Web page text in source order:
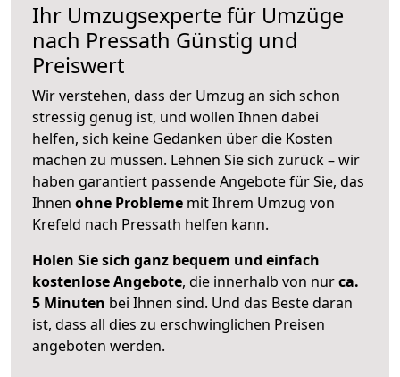
Ihr Umzugsexperte für Umzüge
nach Pressath Günstig und
Preiswert
Wir verstehen, dass der Umzug an sich schon
stressig genug ist, und wollen Ihnen dabei
helfen, sich keine Gedanken über die Kosten
machen zu müssen. Lehnen Sie sich zurück – wir
haben garantiert passende Angebote für Sie, das
Ihnen ohne Probleme mit Ihrem Umzug von
Krefeld nach Pressath helfen kann.
Holen Sie sich ganz bequem und einfach
kostenlose Angebote, die innerhalb von nurca.
5 Minuten bei Ihnen sind. Und das Beste daran
ist, dass all dies zu erschwinglichen Preisen
angeboten werden.